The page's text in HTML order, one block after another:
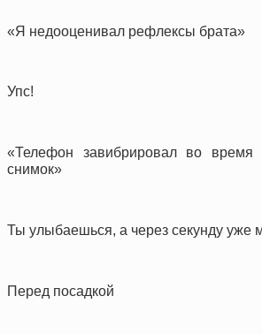
«Я недооценивал рефлексы брата»
Упс!
«Телефон завибрировал во время
снимок»
Ты улыбаешься, а через секунду уже
Перед посадкой